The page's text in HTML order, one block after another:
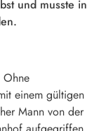
und musste in
einem gültigen
Mann von der